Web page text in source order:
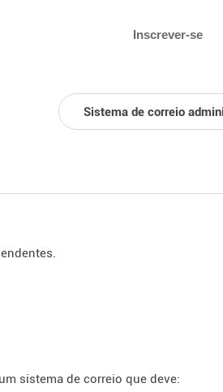
Inscrever-se
Sistema de correio
sistema de correio que deve: